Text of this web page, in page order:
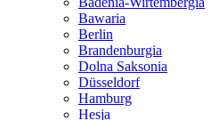
Bawaria
Berlin
Brandenburgia
Dolna Saksonia
Düsseldorf
Hamburg
Hesja